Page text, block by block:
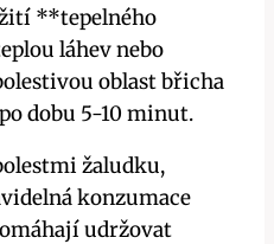
**tepelného
láhev nebo
oblast břicha
dobu​ 5-10 minut.
žaludku,
konzumace
udržovat